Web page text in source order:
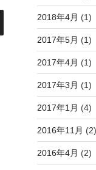
2018年4月 (1)
2017年5月 (1)
2017年4月 (1)
2017年3月 (1)
2017年1月 (4)
2016年11月 (2)
2016年4月 (2)